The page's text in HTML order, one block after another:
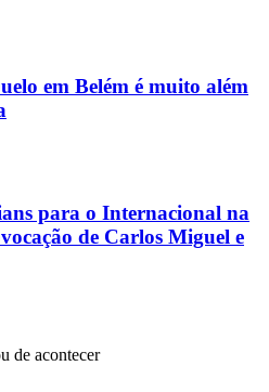
em Belém é muito além
para o Internacional na
de Carlos Miguel e
de acontecer